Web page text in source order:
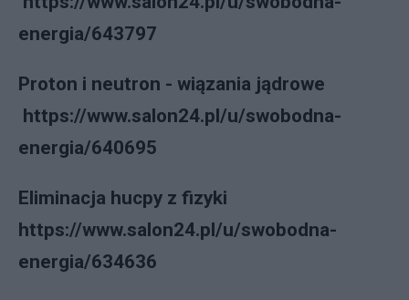
energia/643797
Proton i neutron - wiązania jądrowe
https://www.salon24.pl/u/swobodna-
energia/640695
Eliminacja hucpy z fizyki
https://www.salon24.pl/u/swobodna-
energia/634636